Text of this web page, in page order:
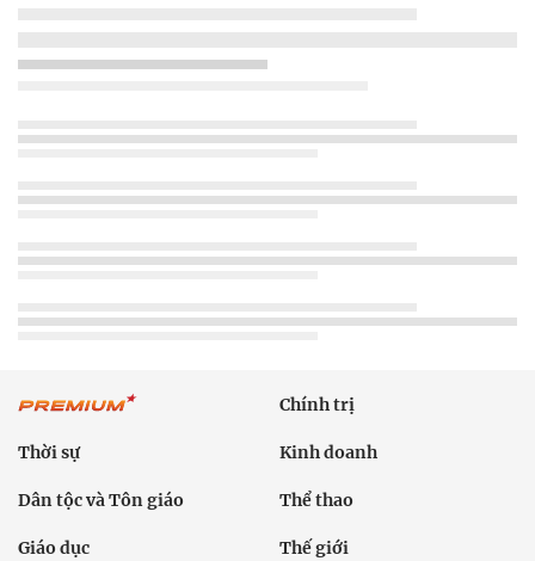
Chính trị
Thời sự Kinh doanh
Dân tộc và Tôn giáo Thể thao
Giáo dục Thế giới